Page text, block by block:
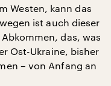
Westen, kann das
ist auch dieser
das, was
Ost-Ukraine, bisher
– von Anfang an